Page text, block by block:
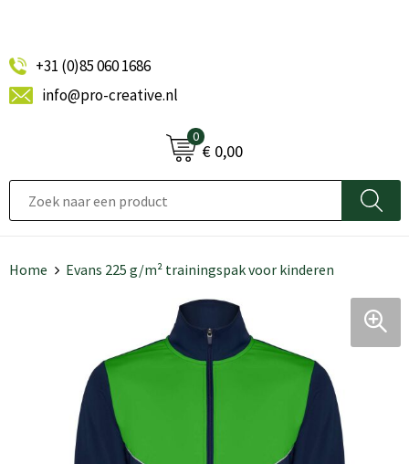
+31 (0)85 060 1686
info@pro-creative.nl
0
€ 0,00
Home Evans 225 g/m² trainingspak voor kinderen